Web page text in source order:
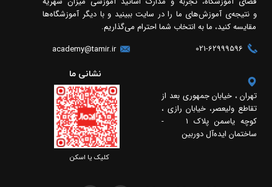
و نتیجه‌ی آموزش‌های ما را در سایت ببینید و با دیگر آموزشگاه‌ها
مقایسه کنید، ما به انتخاب شما احترام می‌گذاریم.
021-62999596
academy@tamir.ir
تهران ، خیابان جمهوری بعد از
تقاطع ولیعصر، خیابان رازی ،
کوچه یاسمن پلاک 1 -
ساختمان ایده‌آل دوربین
​​نشانی ما
​​کلیک یا اسکن